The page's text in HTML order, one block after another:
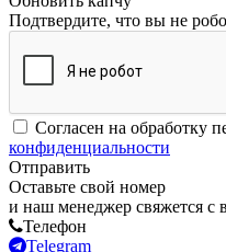
Подтвердите, что вы не
Согласен на обработку
конфиденциальности
Отправить
Оставьте свой номер
и наш менеджер свяжется с
Телефон
Telegram